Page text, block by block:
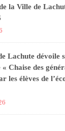
la Ville de
Lachute dévoile
Chaise des
les élèves de